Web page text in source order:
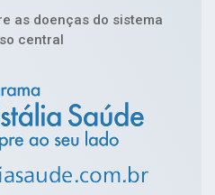
as doenças do sistema
central